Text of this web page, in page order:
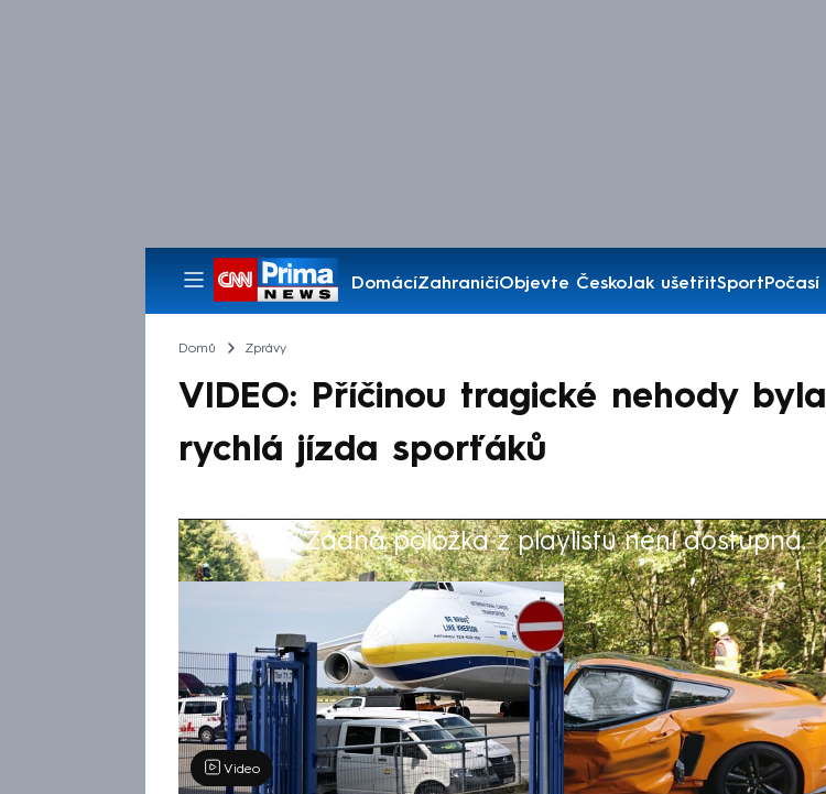
DomácíZahraničíObjevte ČeskoJak ušetřitSportPočasí
Pořady
Domů Zprávy
VIDEO: Příčinou tragické nehody byla
rychlá jízda sporťáků
Žádná položka z playlistu není dostupná.
Výběr redakce
Video